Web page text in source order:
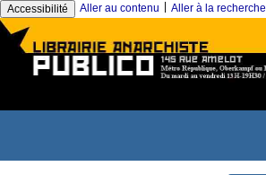
Accessibilité Aller au contenu Aller à la recherche